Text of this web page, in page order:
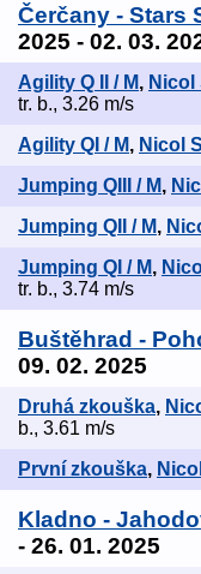
Čerčany - Stars
2025 - 02. 03.
Agility Q II / M,
tr. b., 3.26 m/s
Agility QI / M, Nicol
Jumping QIII / M,
Jumping QII / M,
Jumping QI / M,
tr. b., 3.74 m/s
Buštěhrad -
09. 02. 2025
Druhá zkouška,
b., 3.61 m/s
První zkouška,
Kladno -
- 26. 01. 2025